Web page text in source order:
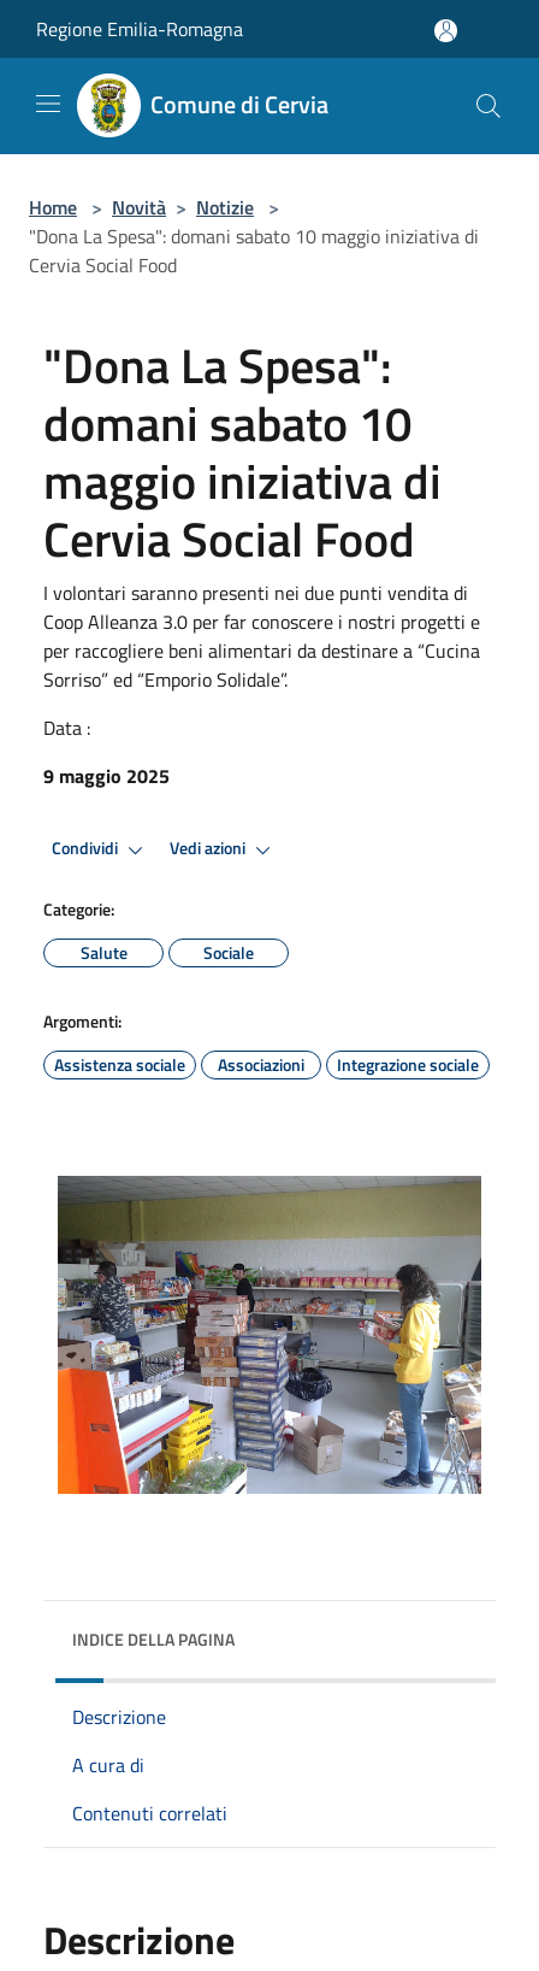
Regione Emilia-Romagna
Comune di Cervia
Home > Novità > Notizie >
"Dona La Spesa": domani sabato 10 maggio iniziativa di
Cervia Social Food
"Dona La Spesa":
domani sabato 10
maggio iniziativa di
Cervia Social Food
I volontari saranno presenti nei due punti vendita di
Coop Alleanza 3.0 per far conoscere i nostri progetti e
per raccogliere beni alimentari da destinare a “Cucina
Sorriso” ed “Emporio Solidale”.
Data :
9 maggio 2025
Condividi Vedi azioni
Categorie:
Salute
Sociale
Argomenti:
Assistenza sociale
Associazioni Integrazione sociale
INDICE DELLA PAGINA
Descrizione
A cura di
Contenuti correlati
Descrizione